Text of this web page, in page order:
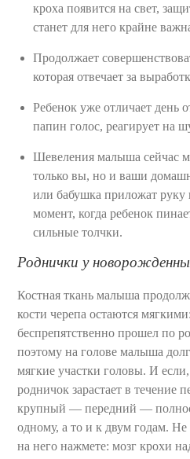
кроха появится на свет,
станет для него крайне
Продолжает
которая отвечает за
Ребенок уже отличает день
папин голос, реагирует на
Шевеления малыша сейчас
только вы, но и ваши
или бабушка приложат
момент, когда ребенок
сильные толчки.
Роднички у
Костная ткань малыша
кости черепа остаются
беспрепятственно прошел по
поэтому на голове малыша
мягкие участки головы. И
родничок зарастает в течение
крупный — передний —
одному, а то и к двум годам. Не
на него нажмете: мозг крохи